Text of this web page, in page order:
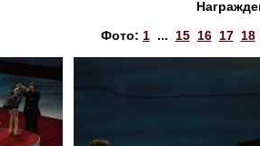
Фото: 1... 15 16 17 18